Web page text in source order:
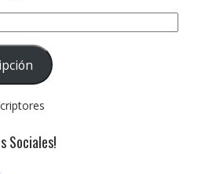
Sociales!